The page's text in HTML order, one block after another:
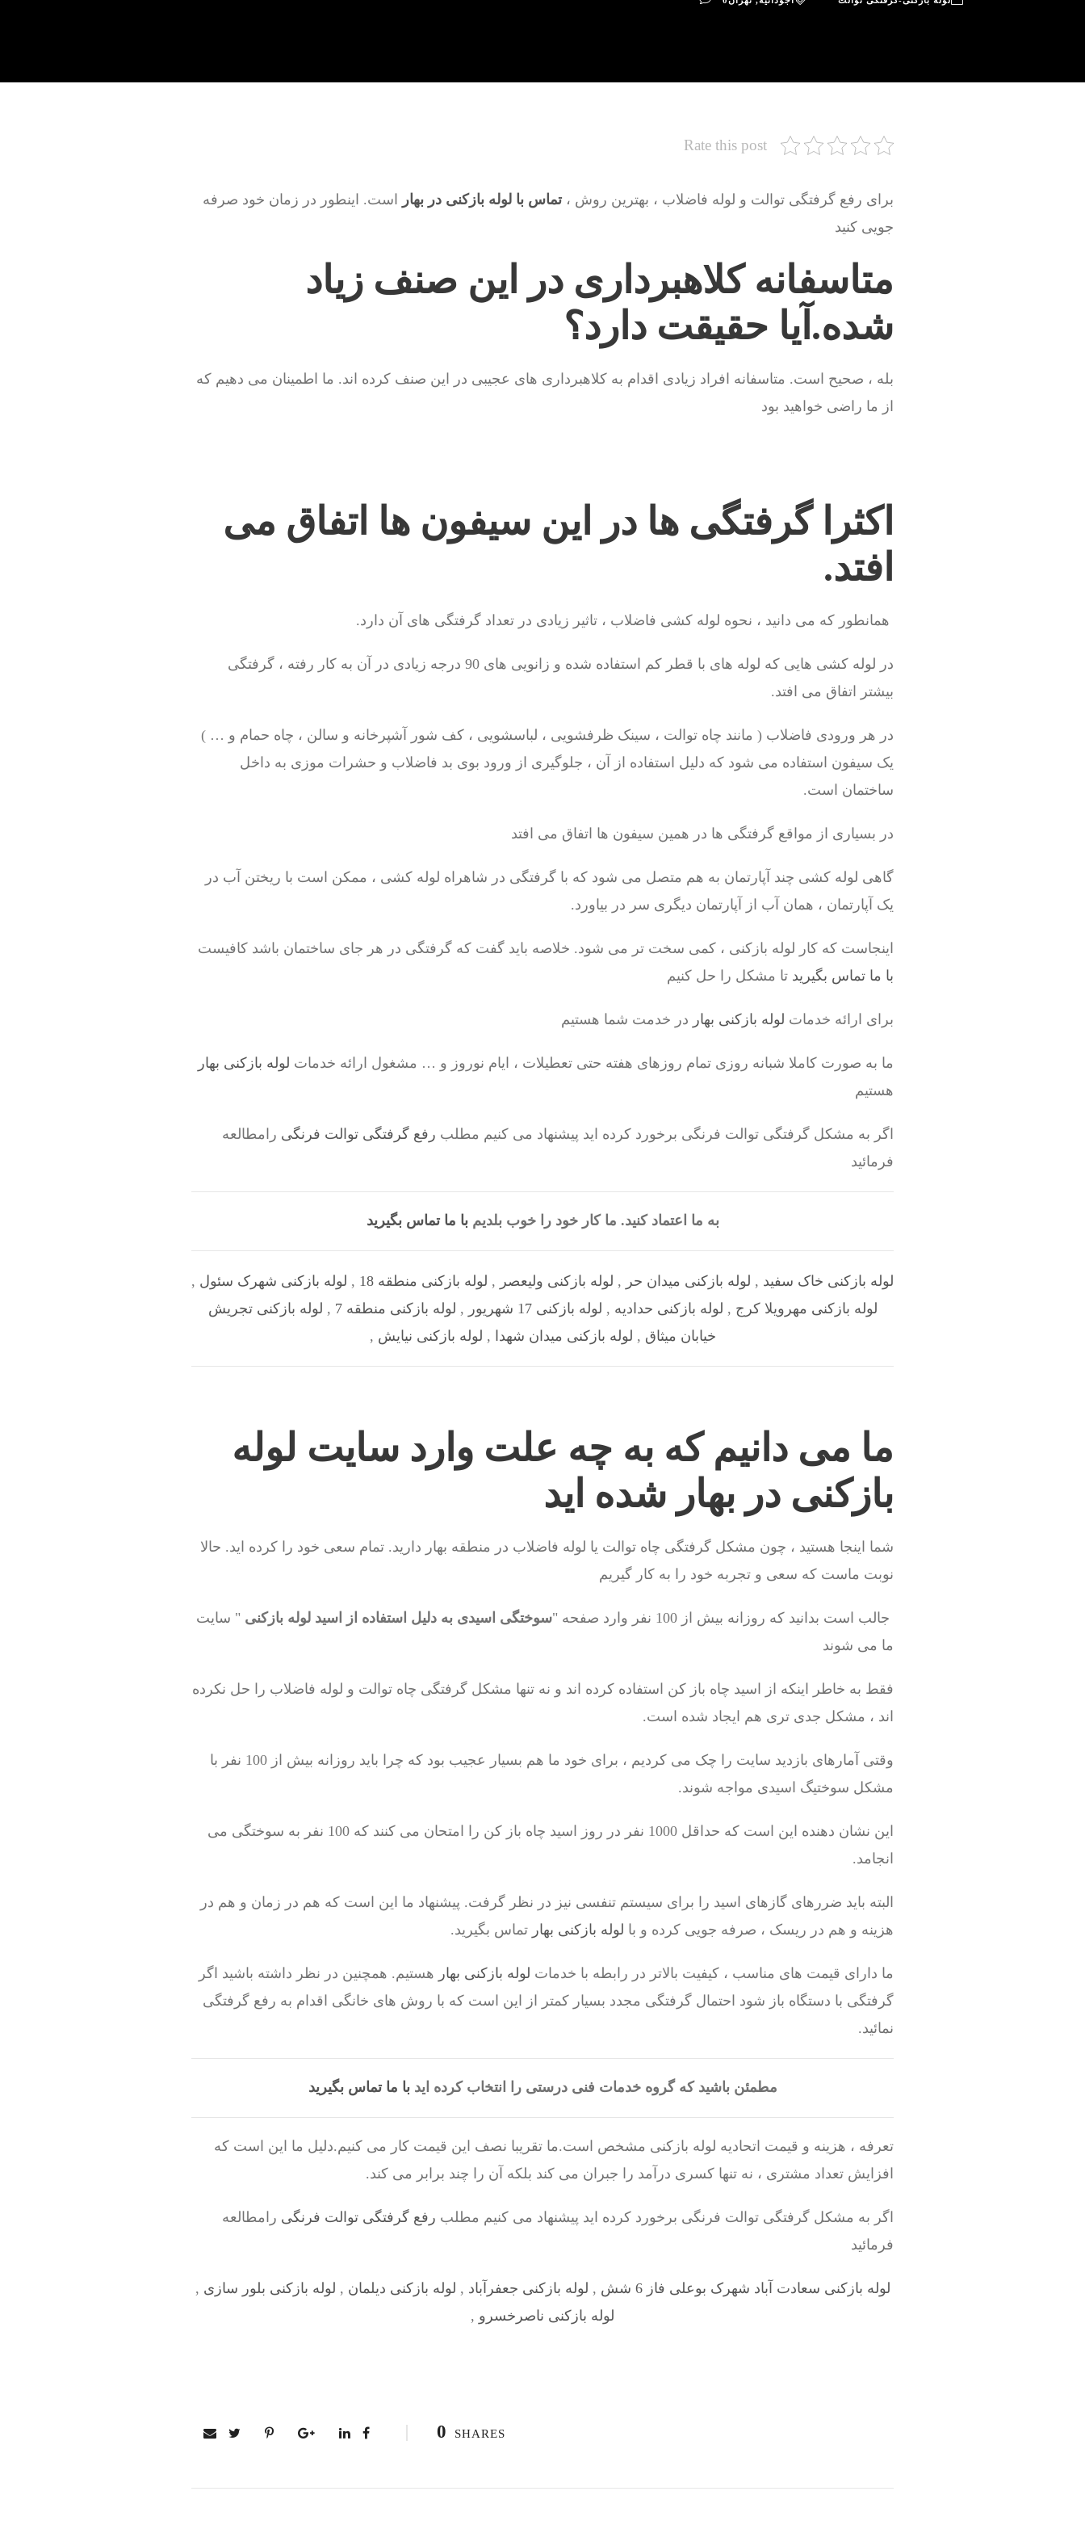
Rate this post
برای رفع گرفتگی توالت و لوله فاضلاب ، بهترین روش ،تماس با لوله بازکنی در بهار
است. اینطور در زمان خود صرفه
جویی کنید
متاسفانه کلاهبرداری در این صنف زیاد
شده.آیا حقیقت دارد؟
بله ، صحیح است. متاسفانه افراد زیادی اقدام به کلاهبرداری های عجیبی در این صنف کرده اند. ما اطمینان می دهیم که
از ما راضی خواهید بود
اکثرا گرفتگی ها در این سیفون ها اتفاق می
افتد.
همانطور که می دانید ، نحوه لوله کشی فاضلاب ، تاثیر زیادی در تعداد گرفتگی های آن دارد.
در لوله کشی هایی که لوله های با قطر کم استفاده شده و زانویی های 90 درجه زیادی در آن به کار رفته ، گرفتگی
بیشتر اتفاق می افتد.
در هر ورودی فاضلاب ( مانند چاه توالت ، سینک ظرفشویی ، لباسشویی ، کف شور آشپرخانه و سالن ، چاه حمام و … )
یک سیفون استفاده می شود که دلیل استفاده از آن ، جلوگیری از ورود بوی بد فاضلاب و حشرات موزی به داخل
ساختمان است.
در بسیاری از مواقع گرفتگی ها در همین سیفون ها اتفاق می افتد
گاهی لوله کشی چند آپارتمان به هم متصل می شود که با گرفتگی در شاهراه لوله کشی ، ممکن است با ریختن آب در
یک آپارتمان ، همان آب از آپارتمان دیگری سر در بیاورد.
اینجاست که کار لوله بازکنی ، کمی سخت تر می شود. خلاصه باید گفت که گرفتگی در هر جای ساختمان باشد کافیست
با ما تماس بگیرید تا مشکل را حل کنیم
برای ارائه خدمات لوله بازکنی بهار در خدمت شما هستیم
ما به صورت کاملا شبانه روزی تمام روزهای هفته حتی تعطیلات ، ایام نوروز و … مشغول ارائه خدمات لوله بازکنی بهار
هستیم
اگر به مشکل گرفتگی توالت فرنگی برخورد کرده اید پیشنهاد می کنیم مطلب رفع گرفتگی توالت فرنگی رامطالعه
فرمائید
به ما اعتماد کنید. ما کار خود را خوب بلدیمبا ما تماس بگیرید
لوله بازکنی خاک سفید , لوله بازکنی میدان حر , لوله بازکنی ولیعصر , لوله بازکنی منطقه 18 , لوله بازکنی شهرک سئول ,
لوله بازکنی مهرویلا کرج , لوله بازکنی حدادیه , لوله بازکنی 17 شهریور , لوله بازکنی منطقه 7 , لوله بازکنی تجریش
خیابان میثاق , لوله بازکنی میدان شهدا , لوله بازکنی نیایش ,
ما می دانیم که به چه علت وارد سایت لوله
بازکنی در بهار شده اید
شما اینجا هستید ، چون مشکل گرفتگی چاه توالت یا لوله فاضلاب در منطقه بهار دارید. تمام سعی خود را کرده اید. حالا
نوبت ماست که سعی و تجربه خود را به کار گیریم
جالب است بدانید که روزانه بیش از 100 نفر وارد صفحه " سوختگی اسیدی به دلیل استفاده از اسید لوله بازکنی " سایت
ما می شوند
فقط به خاطر اینکه از اسید چاه باز کن استفاده کرده اند و نه تنها مشکل گرفتگی چاه توالت و لوله فاضلاب را حل نکرده
اند ، مشکل جدی تری هم ایجاد شده است.
وقتی آمارهای بازدید سایت را چک می کردیم ، برای خود ما هم بسیار عجیب بود که چرا باید روزانه بیش از 100 نفر با
مشکل سوختیگ اسیدی مواجه شوند.
این نشان دهنده این است که حداقل 1000 نفر در روز اسید چاه باز کن را امتحان می کنند که 100 نفر به سوختگی می
انجامد.
البته باید ضررهای گازهای اسید را برای سیستم تنفسی نیز در نظر گرفت. پیشنهاد ما این است که هم در زمان و هم در
هزینه و هم در ریسک ، صرفه جویی کرده و با لوله بازکنی بهار تماس بگیرید.
ما دارای قیمت های مناسب ، کیفیت بالاتر در رابطه با خدمات لوله بازکنی بهار هستیم. همچنین در نظر داشته باشید اگر
گرفتگی با دستگاه باز شود احتمال گرفتگی مجدد بسیار کمتر از این است که با روش های خانگی اقدام به رفع گرفتگی
نمائید.
مطمئن باشید که گروه خدمات فنی درستی را انتخاب کرده ایدبا ما تماس بگیرید
تعرفه ، هزینه و قیمت اتحادیه لوله بازکنی مشخص است.ما تقریبا نصف این قیمت کار می کنیم.دلیل ما این است که
افزایش تعداد مشتری ، نه تنها کسری درآمد را جبران می کند بلکه آن را چند برابر می کند.
اگر به مشکل گرفتگی توالت فرنگی برخورد کرده اید پیشنهاد می کنیم مطلب رفع گرفتگی توالت فرنگی رامطالعه
فرمائید
لوله بازکنی سعادت آباد شهرک بوعلی فاز 6 شش , لوله بازکنی جعفرآباد , لوله بازکنی دیلمان , لوله بازکنی بلور سازی ,
لوله بازکنی ناصرخسرو ,
0 SHARES